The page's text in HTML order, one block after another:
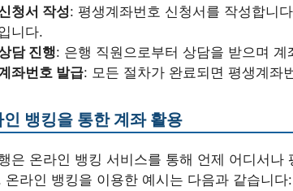
청서 작성: 평생계좌번호 신청서를 작성합니
니다.
담 진행: 은행 직원으로부터 상담을 받으며 계
좌번호 발급: 모든 절차가 완료되면 평생계좌
인 뱅킹을 통한 계좌 활용
은 온라인 뱅킹 서비스를 통해 언제 어디서
온라인 뱅킹을 이용한 예시는 다음과 같습니다: